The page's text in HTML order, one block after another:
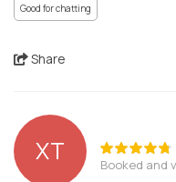
Good for chatting
Share
ΧΤ Booked and